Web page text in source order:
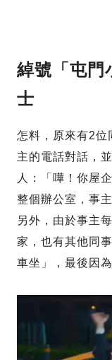
綽號 「屯
士
怎料，原來有2位
主的電話對話，
人：「嘩！你屋
整個辦公室，事
另外，由於事主
家，也有其他同
車坐」，最後因